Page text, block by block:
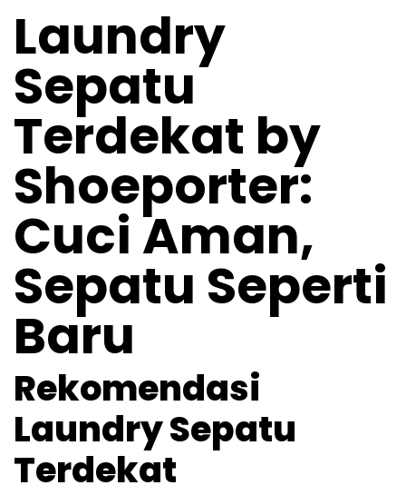
Laundry
Sepatu
Terdekat by
Shoeporter:
Cuci Aman,
Sepatu Seperti
Baru
Rekomendasi
Laundry Sepatu
Terdekat